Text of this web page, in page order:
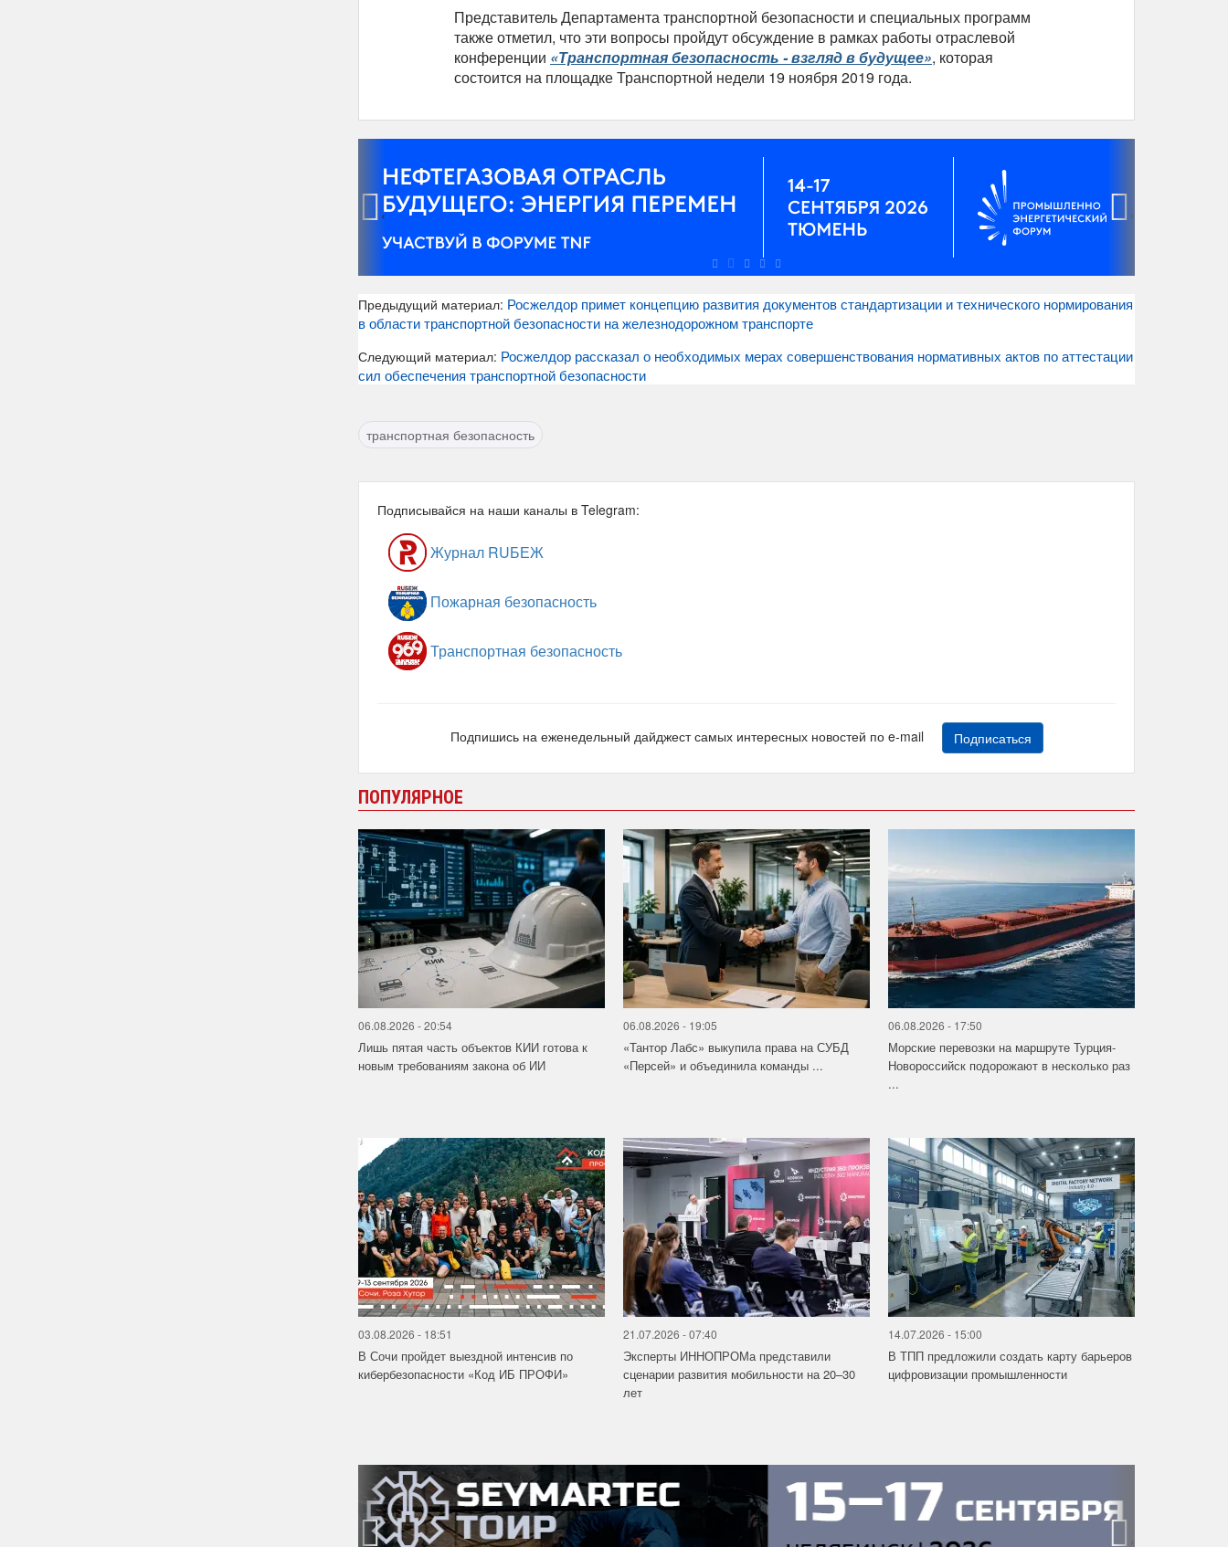
Представитель Департамента транспортной безопасности и специальных программ
также отметил, что эти вопросы пройдут обсуждение в рамках работы отраслевой
конференции «Транспортная безопасность - взгляд в будущее», которая
состоится на площадке Транспортной недели 19 ноября 2019 года.
‹ ›
Предыдущий материал: Росжелдор примет концепцию развития документов стандартизации и технического нормирования
в области транспортной безопасности на железнодорожном транспорте
Следующий материал: Росжелдор рассказал о необходимых мерах совершенствования нормативных актов по аттестации
сил обеспечения транспортной безопасности
транспортная безопасность
Подписывайся на наши каналы в Telegram:
Журнал RUБЕЖ
Пожарная безопасность
Транспортная безопасность
Подпишись на еженедельный дайджест самых интересных новостей по e-mail Подписаться
ПОПУЛЯРНОЕ
06.08.2026 - 20:54
Лишь пятая часть объектов КИИ готова к
новым требованиям закона об ИИ
06.08.2026 - 19:05
«Тантор Лабс» выкупила права на СУБД
«Персей» и объединила команды ...
06.08.2026 - 17:50
Морские перевозки на маршруте Турция-
Новороссийск подорожают в несколько раз
...
03.08.2026 - 18:51
В Сочи пройдет выездной интенсив по
кибербезопасности «Код ИБ ПРОФИ»
21.07.2026 - 07:40
Эксперты ИННОПРОМа представили
сценарии развития мобильности на 20–30
лет
14.07.2026 - 15:00
В ТПП предложили создать карту барьеров
цифровизации промышленности
‹ ›